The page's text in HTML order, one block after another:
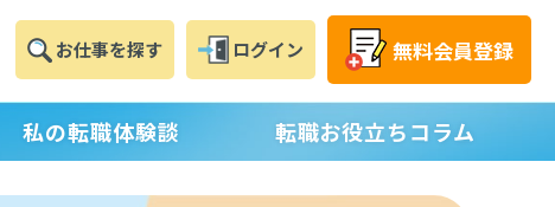
お仕事を探す ログイン 無料会員登録
私の転職体験談 転職お役立ちコラム